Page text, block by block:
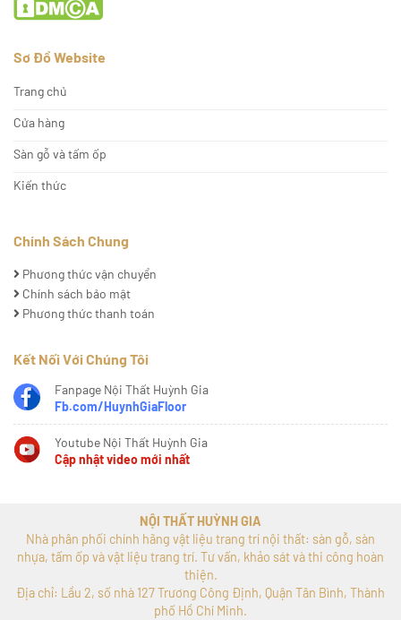
Sơ Đồ Website
Trang chủ
Cửa hàng
Sàn gỗ và tấm ốp
Kiến thức
Chính Sách Chung
Phương thức vận chuyển
Chính sách bảo mật
Phương thức thanh toán
Kết Nối Với Chúng Tôi
Fanpage Nội Thất Huỳnh Gia
Fb.com/HuynhGiaFloor
Youtube Nội Thất Huỳnh Gia
Cập nhật video mới nhất
NỘI THẤT HUỲNH GIA
Nhà phân phối chính hãng vật liệu trang trí nội thất: sàn gỗ, sàn
nhựa, tấm ốp và vật liệu trang trí. Tư vấn, khảo sát và thi công hoàn
thiện.
Địa chỉ: Lầu 2, số nhà 127 Trương Công Định, Quận Tân Bình, Thành
phố Hồ Chí Minh.